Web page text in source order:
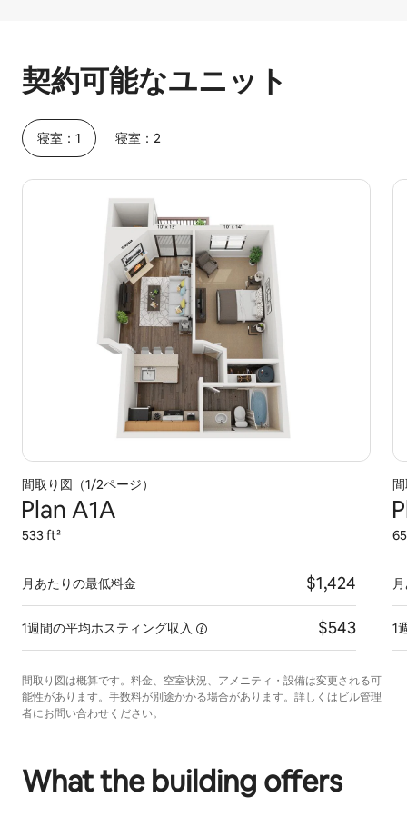
契約可能なユニット
寝室：1 寝室：2
間取り図（1/2ページ）
Plan A1A
533 ft²
月あたりの最低料金 $1,424
1週間の平均ホスティング収入 $543 1
間取り図は概算です。料金、空室状況、アメニティ・設備は変更される可
能性があります。手数料が別途かかる場合があります。詳しくはビル管理
者にお問い合わせください。
What the building offers